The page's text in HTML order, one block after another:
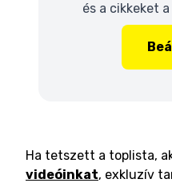
és a cikkeket
Ha tetszett a toplista,
videóinkat, exkluzív